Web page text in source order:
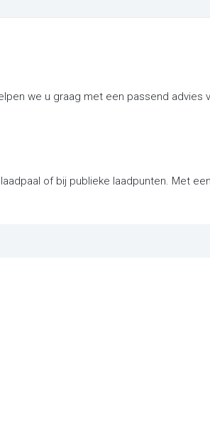
we u graag met een passend
of bij publieke laadpunten. Met